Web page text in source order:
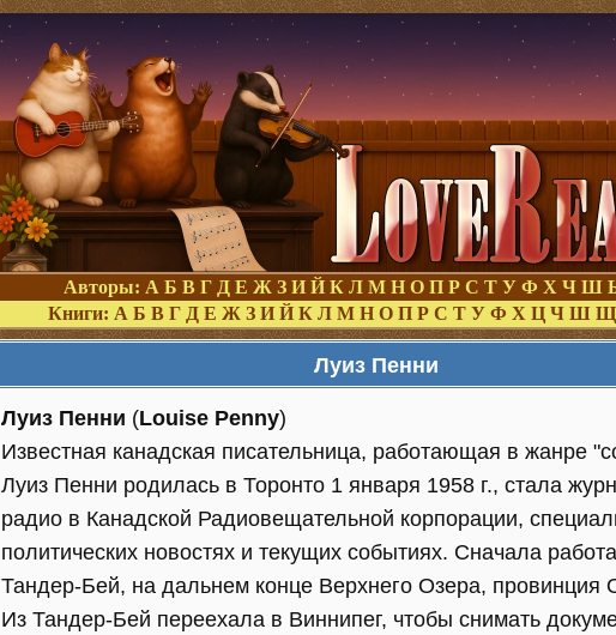
Авторы: А Б В Г Д Е Ж З И Й К Л М Н О П Р С Т У Ф Х Ч Ш
Книги: А Б В Г Д Е Ж З И Й К Л М Н О П Р С Т У Ф Х Ц Ч Ш Щ
Луиз Пенни
Луиз Пенни (Louise Penny)
Известная канадская писательница, работающая в жанре
Луиз Пенни родилась в Торонто 1 января 1958 г., стала
радио в Канадской Радиовещательной корпорации,
политических новостях и текущих событиях. Сначала
Тандер-Бей, на дальнем конце Верхнего Озера, провинция
Из Тандер-Бей переехала в Виннипег, чтобы снимать